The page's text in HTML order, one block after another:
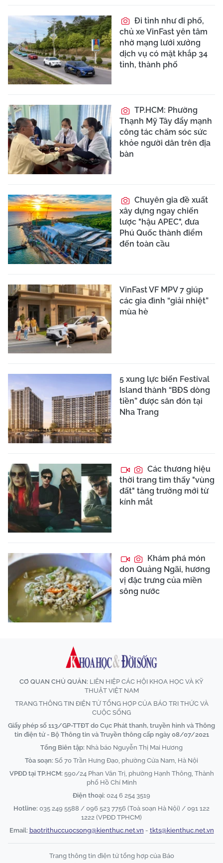
Đi tỉnh như đi phố,
chủ xe VinFast yên tâm
nhờ mạng lưới xưởng
dịch vụ có mặt khắp 34
tỉnh, thành phố
TP.HCM: Phường
Thạnh Mỹ Tây đẩy mạnh
công tác chăm sóc sức
khỏe người dân trên địa
bàn
Chuyên gia đề xuất
xây dựng ngay chiến
lược "hậu APEC", đưa
Phú Quốc thành điểm
đến toàn cầu
VinFast VF MPV 7 giúp
các gia đình “giải nhiệt”
mùa hè
5 xung lực biến Festival
Island thành “BĐS dòng
tiền” được săn đón tại
Nha Trang
Các thương hiệu
thời trang tìm thấy "vùng
đất" tăng trưởng mới từ
kính mắt
Khám phá món
don Quảng Ngãi, hương
vị đặc trưng của miền
sông nước
CƠ QUAN CHỦ QUẢN: LIÊN HIỆP CÁC HỘI KHOA HỌC VÀ KỸ
THUẬT VIỆT NAM
TRANG THÔNG TIN ĐIỆN TỬ TỔNG HỢP CỦA BÁO TRI THỨC VÀ
CUỘC SỐNG
Giấy phép số 113/GP-TTĐT do Cục Phát thanh, truyền hình và Thông
tin điện tử - Bộ Thông tin và Truyền thông cấp ngày 08/07/2021
Tổng Biên tập: Nhà báo Nguyễn Thị Mai Hương
Tòa soạn: Số 70 Trần Hưng Đạo, phường Cửa Nam, Hà Nội
VPĐD tại TP.HCM: 590/24 Phan Văn Trị, phường Hạnh Thông, Thành
phố Hồ Chí Minh
Điện thoại: 024 6 254 3519
Hotline: 035 249 5588 / 096 523 7756 (Toà soạn Hà Nội) / 091 122
1222 (VPĐD TPHCM)
Email: baotrithuccuocsong@kienthuc.net.vn - tkts@kienthuc.net.vn
Trang thông tin điện tử tổng hợp của Báo